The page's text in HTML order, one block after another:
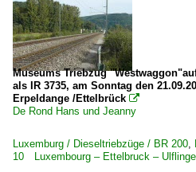
Museums Triebzug
als IR 3735, am Sonntag den
Erpeldange /Ettelbrück 
De Rond Hans und Jeanny
Luxemburg / Dieseltriebzüge / BR 200,
10 Luxembourg – Ettelbruck –